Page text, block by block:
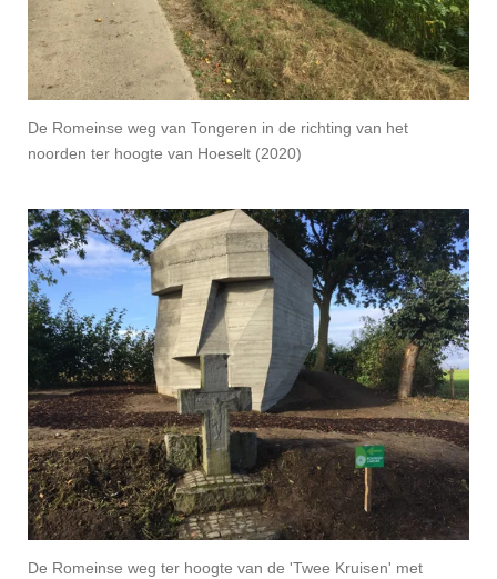
De Romeinse weg van Tongeren in de richting van het
noorden ter hoogte van Hoeselt (2020)
De Romeinse weg ter hoogte van de 'Twee Kruisen' met